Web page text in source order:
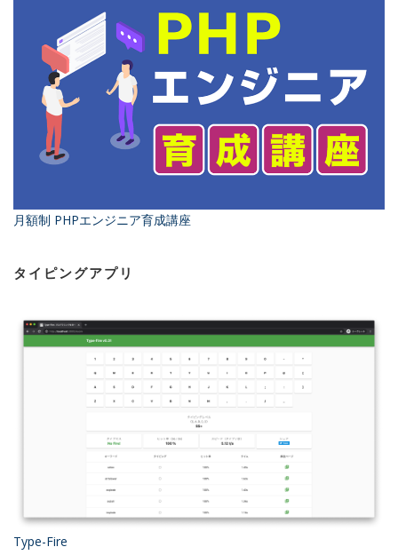
月額制 PHPエンジニア育成講座
タイピングアプリ
Type-Fire